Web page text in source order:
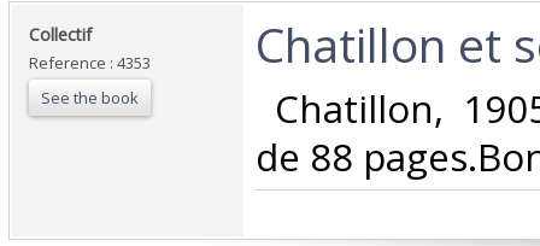
‎Collectif‎
Reference : 4353
See the book
‎Chatillon et
Chatillon,
de 88